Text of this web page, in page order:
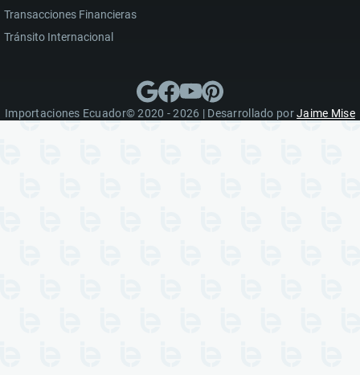
Transacciones Financieras
Tránsito Internacional
Importaciones Ecuador© 2020 - 2026 | Desarrollado porJaime Mise